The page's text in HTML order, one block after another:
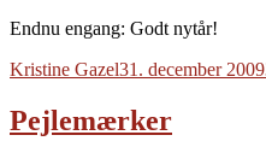
Endnu engang: Godt nytår!
Forfatter
Kristine GazelUdgivet
31. december 2009
Pejlemærker